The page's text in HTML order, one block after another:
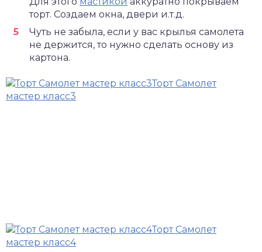
торт. Создаем окна, двери и.т.д.
Чуть не забыла, если у вас крылья самолета
не держится, то нужно сделать основу из
картона.
Торт Самолет
мастер класс3
Торт Самолет
мастер класс4